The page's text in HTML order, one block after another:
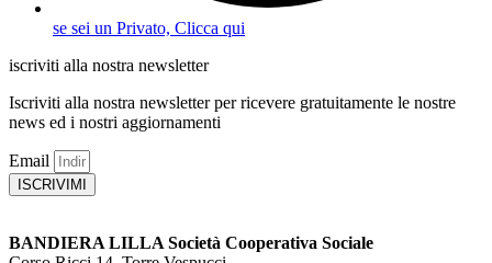
se sei un Privato, Clicca qui
iscriviti alla nostra newsletter
Iscriviti alla nostra newsletter per ricevere gratuitamente le nostre
news ed i nostri aggiornamenti
Email
ISCRIVIMI
BANDIERA LILLA Società Cooperativa Sociale